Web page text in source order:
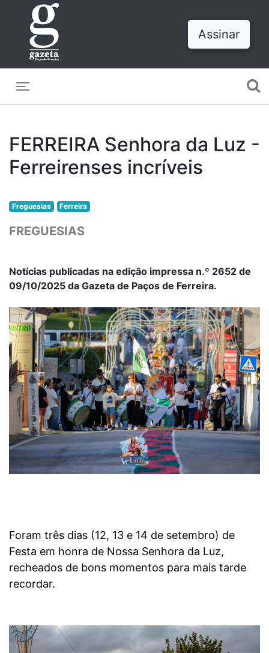
Assinar
FERREIRA Senhora da Luz -
Ferreirenses incríveis
Freguesias Ferreira
FREGUESIAS
Notícias publicadas na edição impressa n.º 2652 de
09/10/2025 da Gazeta de Paços de Ferreira.
Foram três dias (12, 13 e 14 de setembro) de
Festa em honra de Nossa Senhora da Luz,
recheados de bons momentos para mais tarde
recordar.